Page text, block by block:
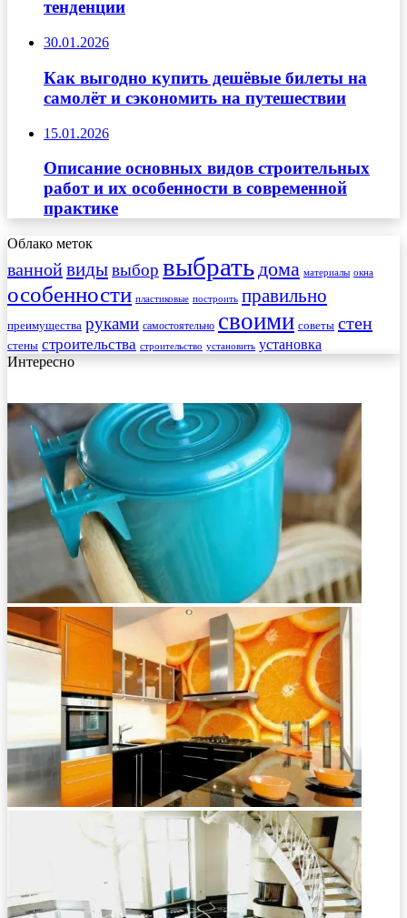
тенденции
30.01.2026
Как выгодно купить дешёвые билеты на
самолёт и сэкономить на путешествии
15.01.2026
Описание основных видов строительных
работ и их особенности в современной
практике
Облако меток
ваннойвидывыбор выбратьдома материалы окна
особенности пластиковые построить правильно
преимущества руками самостоятельно своими советы стен
стены строительства строительство установить установка
Интересно